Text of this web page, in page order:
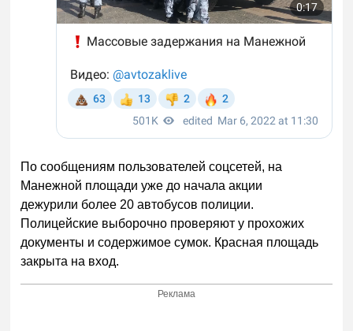
По сообщениям пользователей соцсетей, на
Манежной площади уже до начала акции
дежурили более 20 автобусов полиции.
Полицейские выборочно проверяют у прохожих
документы и содержимое сумок. Красная площадь
закрыта на вход.
Реклама